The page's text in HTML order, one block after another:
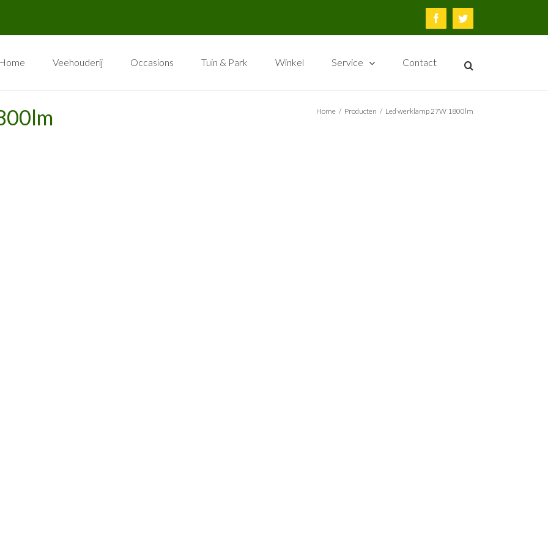
FacebookTwitter
Home Veehouderij Occasions Tuin & Park Winkel Service Contact
Home / Producten / Led werklamp 27W 1800lm